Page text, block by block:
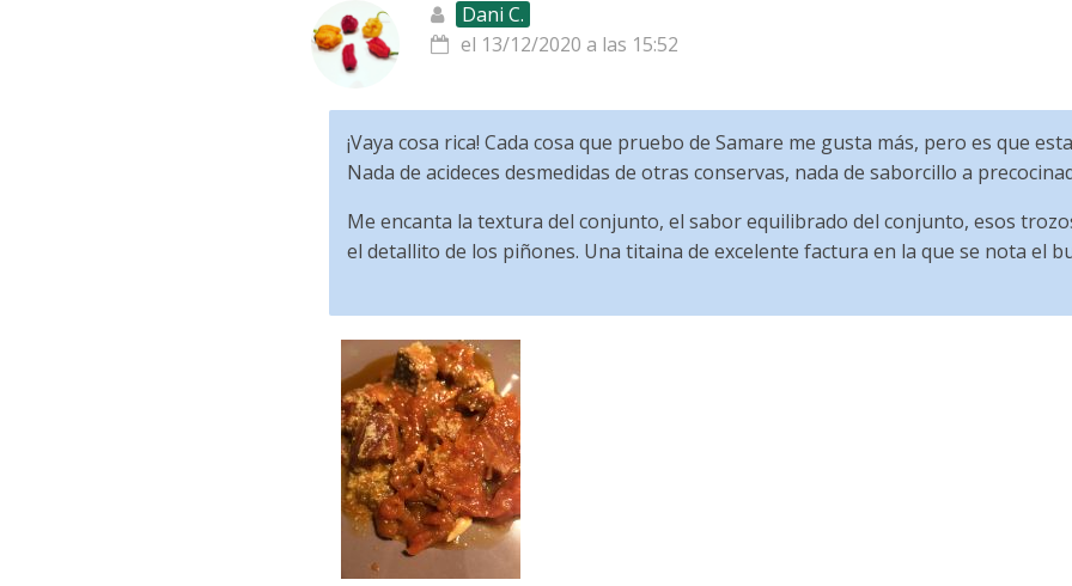
Dani C.
el 13/12/2020 a las 15:52
¡Vaya cosa rica! Cada cosa que pruebo de Samare me gusta más, pero es que
Nada de acideces desmedidas de otras conservas, nada de saborcillo a
Me encanta la textura del conjunto, el sabor equilibrado del conjunto, esos
el detallito de los piñones. Una titaina de excelente factura en la que se nota el